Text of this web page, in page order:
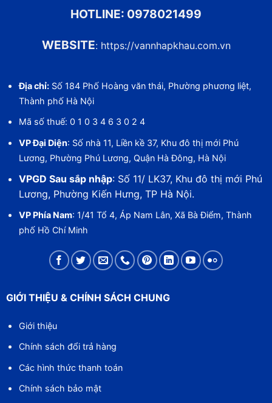
HOTLINE: 0978021499
WEBSITE: https://vannhapkhau.com.vn
Địa chỉ:Số 184 Phố Hoàng văn thái, Phường phương liệt,
Thành phố Hà Nội
Mã số thuế: 0 1 0 3 4 6 3 0 2 4
VP Đại Diện: Số nhà 11, Liền kề 37, Khu đô thị mới Phú
Lương, Phường Phú Lương, Quận Hà Đông, Hà Nội
VPGD Sau sắp nhập: Số 11/ LK37, Khu đô thị mới Phú
Lương, Phường Kiến Hưng, TP Hà Nội.
VP Phía Nam: 1/41 Tổ 4, Áp Nam Lân, Xã Bà Điểm, Thành
phố Hồ Chí Minh
GIỚI THIỆU & CHÍNH SÁCH CHUNG
Giới thiệu
Chính sách đổi trả hàng
Các hình thức thanh toán
Chính sách bảo mật